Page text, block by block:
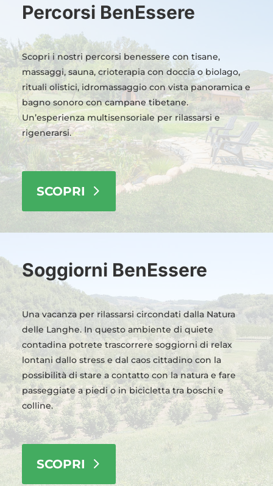
Percorsi BenEssere
Scopri i nostri percorsi benessere con tisane,
massaggi, sauna, crioterapia con doccia o biolago,
rituali olistici, idromassaggio con vista panoramica e
bagno sonoro con campane tibetane.
Un’esperienza multisensoriale per rilassarsi e
rigenerarsi.
SCOPRI
Soggiorni BenEssere
Una vacanza per rilassarsi circondati dalla Natura
delle Langhe. In questo ambiente di quiete
contadina potrete trascorrere soggiorni di relax
lontani dallo stress e dal caos cittadino con la
possibilità di stare a contatto con la natura e fare
passeggiate a piedi o in bicicletta tra boschi e
colline.
SCOPRI